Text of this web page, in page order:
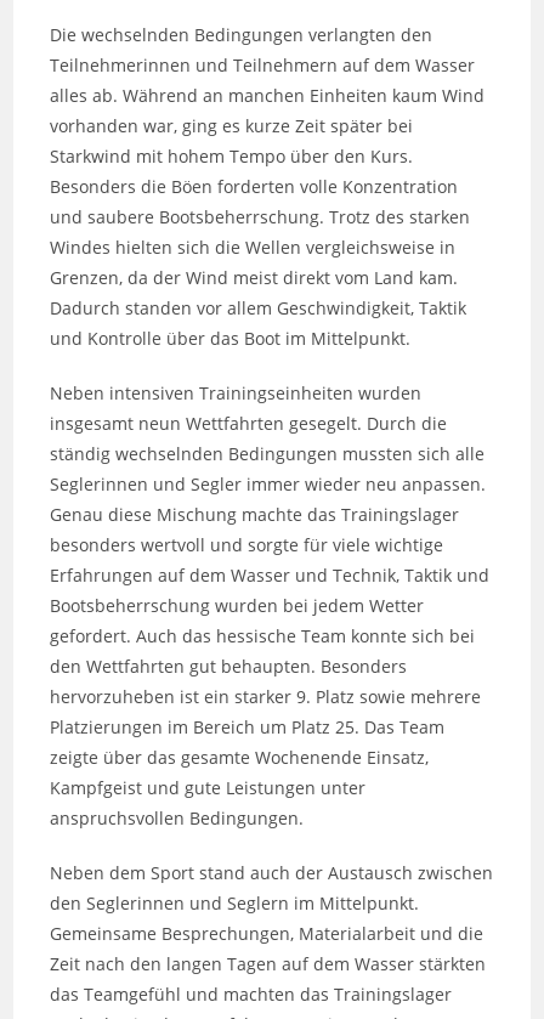
Die wechselnden Bedingungen verlangten den
Teilnehmerinnen und Teilnehmern auf dem Wasser
alles ab. Während an manchen Einheiten kaum Wind
vorhanden war, ging es kurze Zeit später bei
Starkwind mit hohem Tempo über den Kurs.
Besonders die Böen forderten volle Konzentration
und saubere Bootsbeherrschung. Trotz des starken
Windes hielten sich die Wellen vergleichsweise in
Grenzen, da der Wind meist direkt vom Land kam.
Dadurch standen vor allem Geschwindigkeit, Taktik
und Kontrolle über das Boot im Mittelpunkt.
Neben intensiven Trainingseinheiten wurden
insgesamt neun Wettfahrten gesegelt. Durch die
ständig wechselnden Bedingungen mussten sich alle
Seglerinnen und Segler immer wieder neu anpassen.
Genau diese Mischung machte das Trainingslager
besonders wertvoll und sorgte für viele wichtige
Erfahrungen auf dem Wasser und Technik, Taktik und
Bootsbeherrschung wurden bei jedem Wetter
gefordert. Auch das hessische Team konnte sich bei
den Wettfahrten gut behaupten. Besonders
hervorzuheben ist ein starker 9. Platz sowie mehrere
Platzierungen im Bereich um Platz 25. Das Team
zeigte über das gesamte Wochenende Einsatz,
Kampfgeist und gute Leistungen unter
anspruchsvollen Bedingungen.
Neben dem Sport stand auch der Austausch zwischen
den Seglerinnen und Seglern im Mittelpunkt.
Gemeinsame Besprechungen, Materialarbeit und die
Zeit nach den langen Tagen auf dem Wasser stärkten
das Teamgefühl und machten das Trainingslager